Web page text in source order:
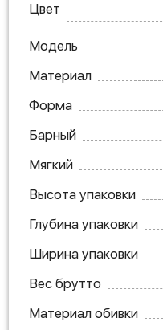
Цвет
Модель
Материал
Форма
Барный
Мягкий
Высота упаковки
Глубина упаковки
Ширина упаковки
Вес брутто
Материал обивки